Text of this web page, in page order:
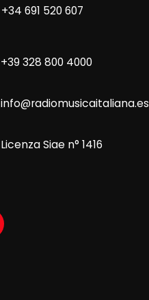
+34 691 520 607
+39 328 800 4000
info@radiomusicaitaliana.es
Licenza Siae n° 1416